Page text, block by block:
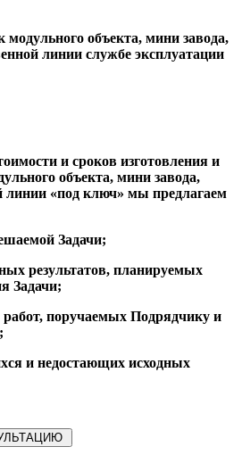
модульного объекта, мини завода,
линии службе эксплуатации
и сроков изготовления и
объекта, мини завода,
линии «под ключ» мы предлагаем
Задачи;
результатов, планируемых
Задачи;
работ, поручаемых Подрядчику и
и недостающих исходных